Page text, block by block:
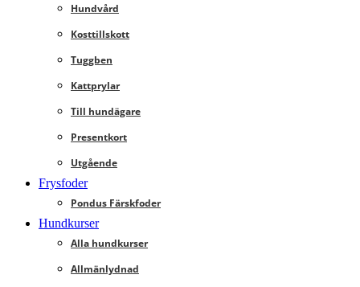
Hundvård
Kosttillskott
Tuggben
Kattprylar
Till hundägare
Presentkort
Utgående
Frysfoder
Pondus Färskfoder
Hundkurser
Alla hundkurser
Allmänlydnad